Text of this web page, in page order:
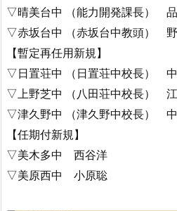
▽晴美台中 （能力開発課長）
▽赤坂台中 （赤坂台中教頭）
【暫定再任用新規】
▽日置荘中 （日置荘中校長）
▽上野芝中 （八田荘中校長）
▽津久野中 （津久野中校長）
【任期付新規】
▽美木多中 西谷洋
▽美原西中 小原聡